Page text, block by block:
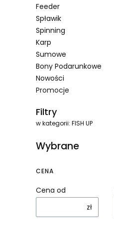
Feeder
Spławik
Spinning
Karp
Sumowe
Bony Podarunkowe
Nowości
Promocje
Filtry
w kategorii: FISH UP
Wybrane
CENA
Cena od
zł